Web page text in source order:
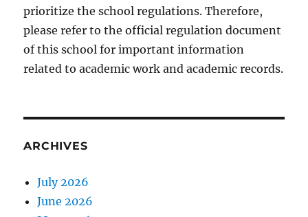
prioritize the school regulations. Therefore,
please refer to the official regulation document
of this school for important information
related to academic work and academic records.
ARCHIVES
July 2026
June 2026